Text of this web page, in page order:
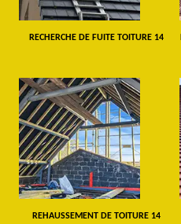
RECHERCHE DE FUITE TOITURE 14
REHAUSSEMENT DE TOITURE 14